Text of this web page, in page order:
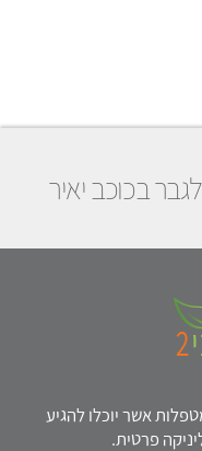
בכוכב יאיר
ומטפלות אשר יוכלו להגיע
פרטית.